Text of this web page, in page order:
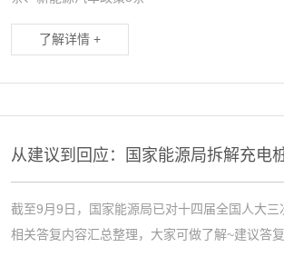
了解详情 +
截至9月9日，国家能源局已对十四届全国人大
相关答复内容汇总整理，大家可做了解~建议答